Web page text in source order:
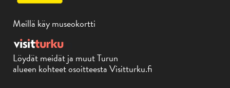
Meillä käy museokortti
Löydät meidät ja muut Turun
alueen kohteet osoitteesta Visitturku.fi